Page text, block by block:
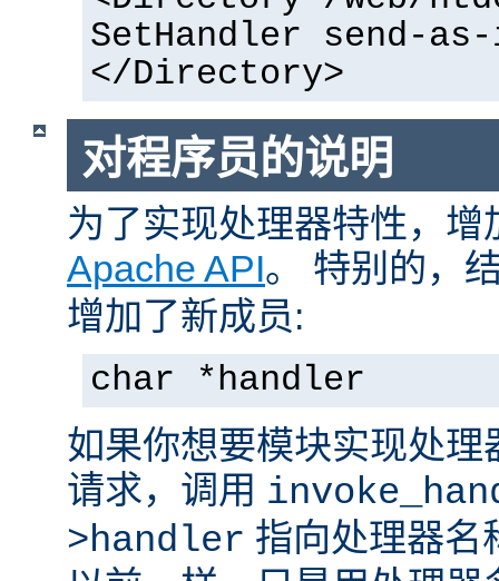
SetHandler send-
</Directory>
对程序员的说明
为了实现处理器特性，增
Apache API。 特别的，
增加了新成员:
char *handler
如果你想要模块实现处
请求，调用
>handler 指向处理器名